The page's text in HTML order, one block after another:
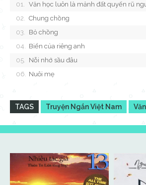
Văn học luôn là mảnh đất quyến rũ
Chung chồng
Bỏ chồng
Biển của riêng anh
Nỗi nhớ sầu đâu
Nuôi mẹ
TAGS Truyện Ngắn Việt Nam